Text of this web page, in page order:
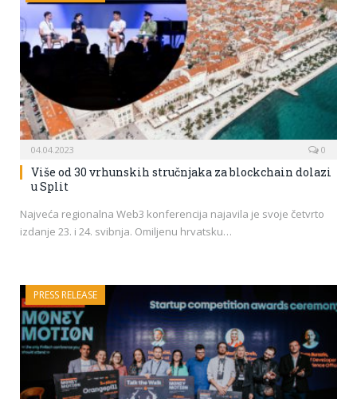
04.04.2023 0
Više od 30 vrhunskih stručnjaka za blockchain dolazi
u Split
Najveća regionalna Web3 konferencija najavila je svoje četvrto
izdanje 23. i 24. svibnja. Omiljenu hrvatsku…
PRESS RELEASE